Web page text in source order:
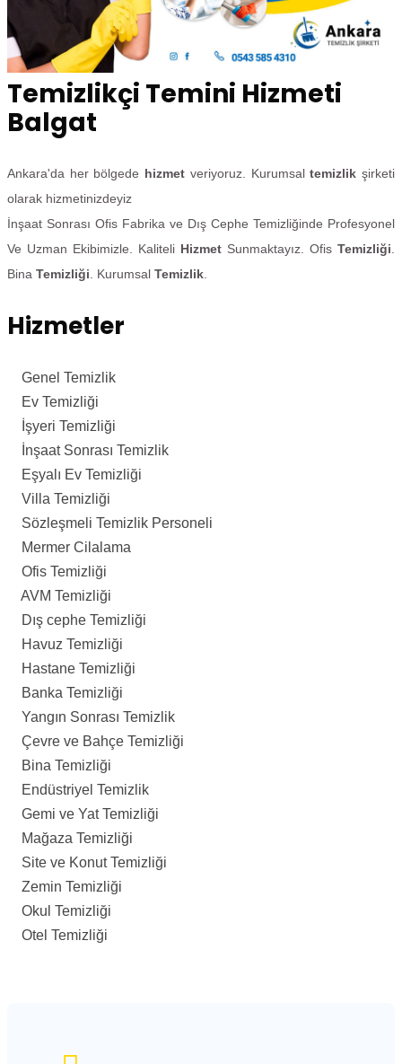
Temizlikçi Temini Hizmeti
Balgat
Ankara'da her bölgede hizmet veriyoruz. Kurumsaltemizlik şirketi
olarak hizmetinizdeyiz
İnşaat Sonrası Ofis Fabrika ve Dış Cephe Temizliğinde Profesyonel
Ve Uzman Ekibimizle. Kaliteli Hizmet Sunmaktayız. Ofis Temizliği
Bina Temizliği . Kurumsal Temizlik
Hizmetler
Genel Temizlik
Ev Temizliği
İşyeri Temizliği
İnşaat Sonrası Temizlik
Eşyalı Ev Temizliği
Villa Temizliği
Sözleşmeli Temizlik Personeli
Mermer Cilalama
Ofis Temizliği
AVM Temizliği
Dış cephe Temizliği
Havuz Temizliği
Hastane Temizliği
Banka Temizliği
Yangın Sonrası Temizlik
Çevre ve Bahçe Temizliği
Bina Temizliği
Endüstriyel Temizlik
Gemi ve Yat Temizliği
Mağaza Temizliği
Site ve Konut Temizliği
Zemin Temizliği
Okul Temizliği
Otel Temizliği